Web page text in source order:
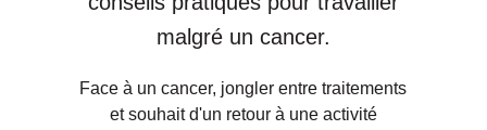
malgré un cancer.
Face à un cancer, jongler entre traitements
et souhait d'un retour à une activité